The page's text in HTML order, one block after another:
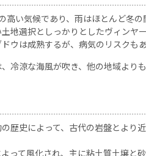
い気候であり、雨はほとんど冬の
地選択としっかりとしたヴィンヤ
ウは成熟するが、病気のリスクもあ
冷涼な海風が吹き、他の地域より
歴史によって、古代の岩盤とより
って風化され、主に粘土質土壌と